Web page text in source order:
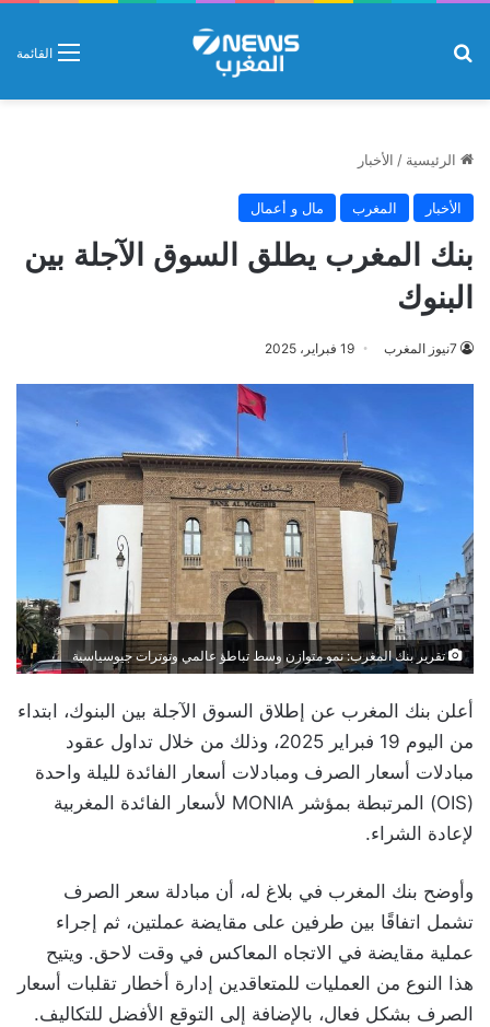
القائمة
الرئيسية / الأخبار
الأخبار المغرب مال و أعمال
بنك المغرب يطلق السوق الآجلة بين
البنوك
7نيوز المغرب 19 فبراير، 2025
تقرير بنك المغرب: نمو متوازن وسط تباطؤ عالمي وتوترات جيوسياسية
أعلن بنك المغرب عن إطلاق السوق الآجلة بين البنوك، ابتداء
من اليوم 19 فبراير 2025، وذلك من خلال تداول عقود
مبادلات أسعار الصرف ومبادلات أسعار الفائدة لليلة واحدة
(OIS) المرتبطة بمؤشر MONIA لأسعار الفائدة المغربية
لإعادة الشراء.
وأوضح بنك المغرب في بلاغ له، أن مبادلة سعر الصرف
تشمل اتفاقًا بين طرفين على مقايضة عملتين، ثم إجراء
عملية مقايضة في الاتجاه المعاكس في وقت لاحق. ويتيح
هذا النوع من العمليات للمتعاقدين إدارة أخطار تقلبات أسعار
الصرف بشكل فعال، بالإضافة إلى التوقع الأفضل للتكاليف.